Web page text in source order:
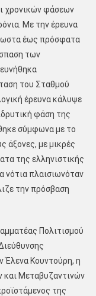
χρονικών φάσεων
Mε την έρευνα
έως πρόσφατα
των
του Σταθμού
έρευνα κάλυψε
φάση της
σύμφωνα με το
άξονες, με μικρές
της ελληνιστικής
νότια πλαισιωνόταν
την πρόσβαση
Πολιτισμού
Έλενα Κουντούρη, η
και Μεταβυζαντινών
της